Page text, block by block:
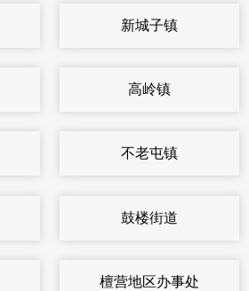
新城子镇
高岭镇
不老屯镇
鼓楼街道
檀营地区办事处